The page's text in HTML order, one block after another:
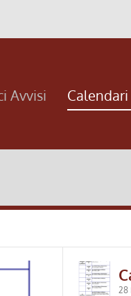
Avvisi Calendari
28